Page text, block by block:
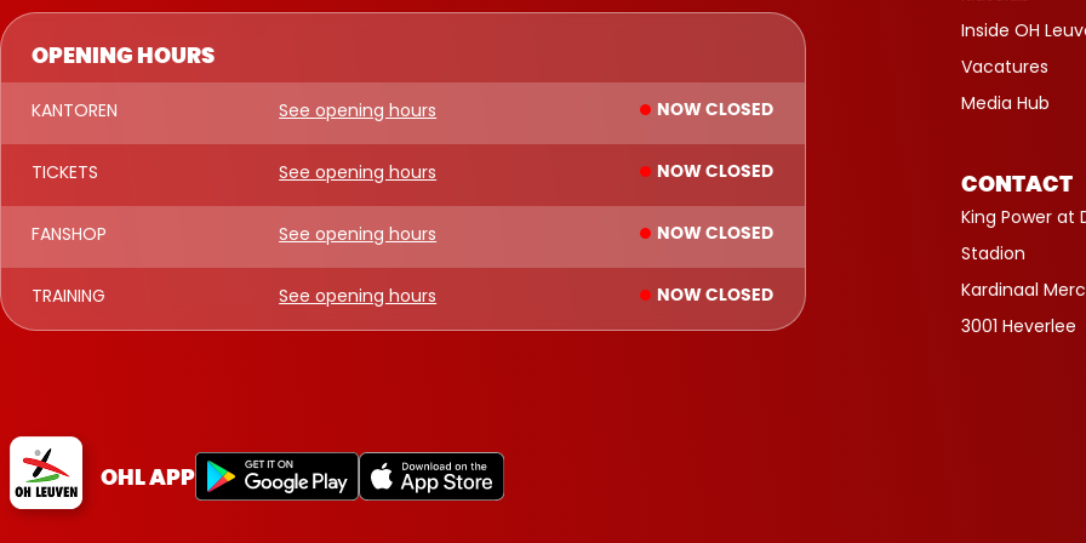
OPENING HOURS
KANTOREN See opening hours NOW CLOSED
TICKETS See opening hours NOW CLOSED
FANSHOP See opening hours NOW CLOSED
TRAINING See opening hours NOW CLOSED
Inside OH
Vacatures
Media Hub
CONTACT
King Power at
Stadion
Kardinaal
3001 Heverlee
OHL APP